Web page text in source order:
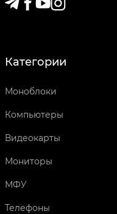
Категории
Моноблоки
Компьютеры
Видеокарты
Мониторы
МФУ
Телефоны